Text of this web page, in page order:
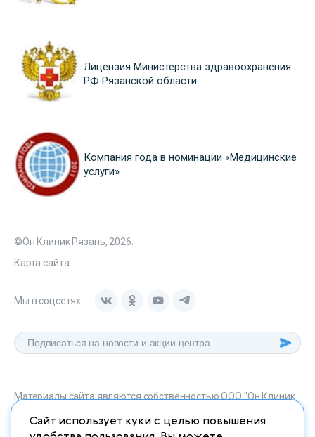
Лицензия Министерства здравоохранения
РФ Рязанской области
Компания года в номинации «Медицинские
услуги»
©Он Клиник Рязань, 2026.
Карта сайта
Мы в соцсетях
Материалы сайта являются собственностью ООО "Он Клиник
onclinic-ryazan.ru запрещено в соответствии со статьей 1259
Сайт использует куки с целью повышения